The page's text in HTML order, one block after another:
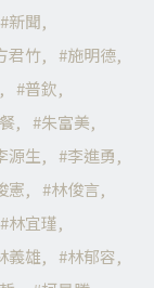
新聞
君竹
施明德
普欽
朱富美
源生
李進勇
憲
林俊言
林宜瑾
義雄
林郁容